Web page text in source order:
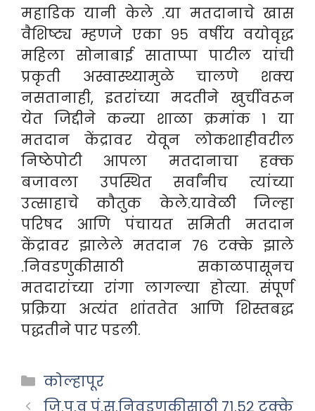
महाडिक यानी केले .या मतदानाचे खास
वैशिष्ट्य म्हणजे एका ९५ वर्षीय वयोवृद्ध
महिला सोनाबाई साताप्पा पाटील यांची
प्रकृती अस्वास्थ्यामुळे चालणे शक्य
नसतानाही, इतरांच्या मदतीने खुर्चीवरून
येत जिद्दीने कन्या शाळा क्रमांक १ या
मतदान केंद्रावर येवून लोकशाहीवरील
निष्ठेपोटी आपला मतदानाचा हक्क
बजावला उपस्थित सर्वांनीच त्यांच्या
उत्साहाचे कौतुक केले.यावेळी जिल्हा
परिषद आणि पंचायत समिती मतदान
केंद्रावर झालेले मतदान ७६ टक्के झाले
.निवडणुकीसाठी सकाळपासूनच
मतदारांच्या रांगा लागल्या होत्या. संपूर्ण
प्रक्रिया अत्यंत शांततेत आणि शिस्तबद्ध
पद्धतीने पार पडली.
Categories
कोल्हापूर
जि.प.व पं.स.निवडणुकीसाठी ७१.५२ टक्के